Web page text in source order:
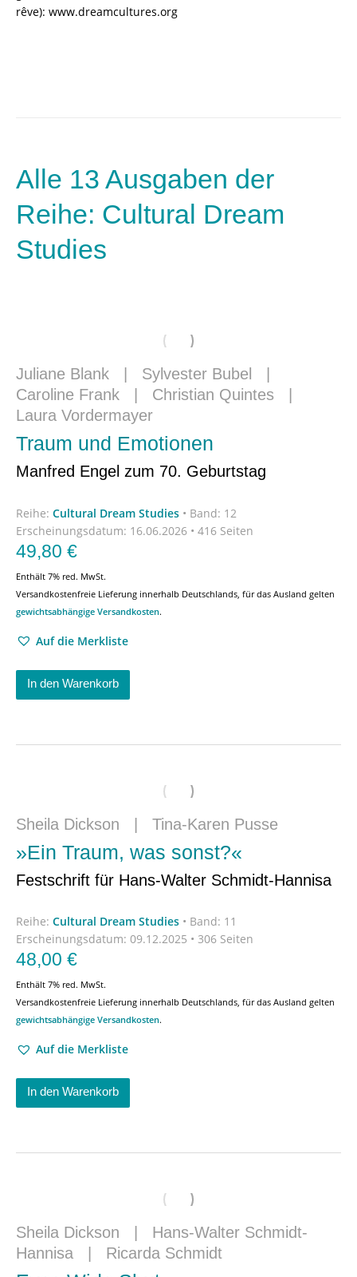
rêve): www.dreamcultures.org
Alle 13 Ausgaben der
Reihe: Cultural Dream
Studies
Juliane Blank Sylvester Bubel
Caroline Frank
Christian Quintes
Laura Vordermayer
Traum und Emotionen
Manfred Engel zum 70. Geburtstag
Reihe: Cultural Dream Studies • Band: 12
Erscheinungsdatum: 16.06.2026 • 416 Seiten
49,80 €
Enthält 7% red. MwSt.
Versandkostenfreie Lieferung innerhalb Deutschlands, für das Ausland gelten
gewichtsabhängige Versandkosten.
Auf die Merkliste
In den Warenkorb
Sheila Dickson | Tina-Karen Pusse
»Ein Traum, was sonst?«
Festschrift für Hans-Walter Schmidt-Hannisa
Reihe: Cultural Dream Studies • Band: 11
Erscheinungsdatum: 09.12.2025 • 306 Seiten
48,00 €
Enthält 7% red. MwSt.
Versandkostenfreie Lieferung innerhalb Deutschlands, für das Ausland gelten
gewichtsabhängige Versandkosten.
Auf die Merkliste
In den Warenkorb
Sheila Dickson
Hans-Walter Schmidt-
Hannisa
Ricarda Schmidt